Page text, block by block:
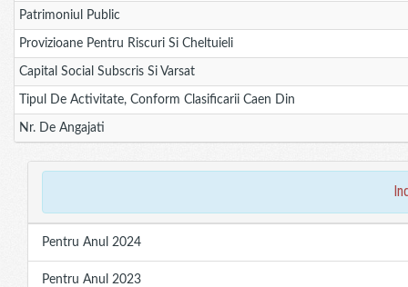
Patrimoniul Public
Provizioane Pentru Riscuri Si Cheltuieli
Capital Social Subscris Si Varsat
Tipul De Activitate, Conform Clasificarii Caen Din
Nr. De Angajati
Pentru Anul 2024
Pentru Anul 2023